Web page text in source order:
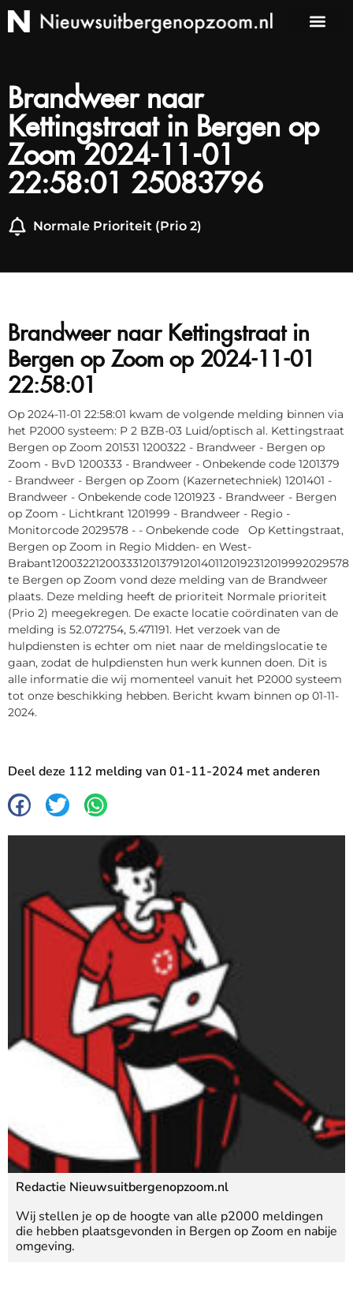
Brandweer naar
Kettingstraat in Bergen op
Zoom 2024-11-01
22:58:01 25083796
Normale Prioriteit (Prio 2)
Brandweer naar Kettingstraat in
Bergen op Zoom op 2024-11-01
22:58:01
Op 2024-11-01 22:58:01 kwam de volgende melding binnen via
het P2000 systeem: P 2 BZB-03 Luid/optisch al. Kettingstraat
Bergen op Zoom 201531 1200322 - Brandweer - Bergen op
Zoom - BvD 1200333 - Brandweer - Onbekende code 1201379
- Brandweer - Bergen op Zoom (Kazernetechniek) 1201401 -
Brandweer - Onbekende code 1201923 - Brandweer - Bergen
op Zoom - Lichtkrant 1201999 - Brandweer - Regio -
Monitorcode 2029578 - - Onbekende code Op Kettingstraat,
Bergen op Zoom in Regio Midden- en West-
Brabant1200322120033312013791201401120192312019992029578
te Bergen op Zoom vond deze melding van de Brandweer
plaats. Deze melding heeft de prioriteit Normale prioriteit
(Prio 2) meegekregen. De exacte locatie coördinaten van de
melding is 52.072754, 5.471191. Het verzoek van de
hulpdiensten is echter om niet naar de meldingslocatie te
gaan, zodat de hulpdiensten hun werk kunnen doen. Dit is
alle informatie die wij momenteel vanuit het P2000 systeem
tot onze beschikking hebben. Bericht kwam binnen op 01-11-
2024.
Deel deze 112 melding van 01-11-2024 met anderen
Redactie Nieuwsuitbergenopzoom.nl
Wij stellen je op de hoogte van alle p2000 meldingen
die hebben plaatsgevonden in Bergen op Zoom en nabije
omgeving.